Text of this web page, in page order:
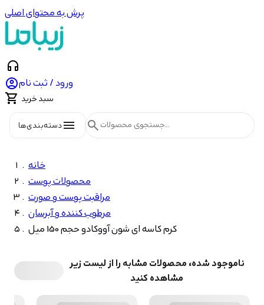
پرش به محتوای اصلی
headphones
ورود / ثبت نام
 سبد خرید
menuدسته‌بندی‌ها search
خانه
محصولات پوست
مراقبت پوست و صورت
مرطوب کننده و آبرسان
کرم کاسه ای شون آووکادو حجم 150 میل
ناموجود شده، محصولات مشابه را از لیست زیر
مشاهده کنید